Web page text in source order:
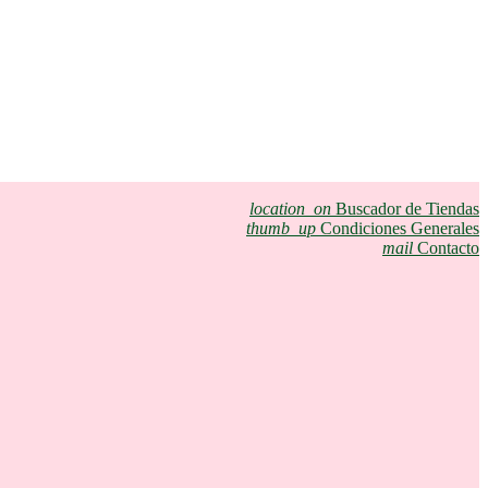
location_on Buscador de Tiendas
thumb_up Condiciones Generales
mail Contacto